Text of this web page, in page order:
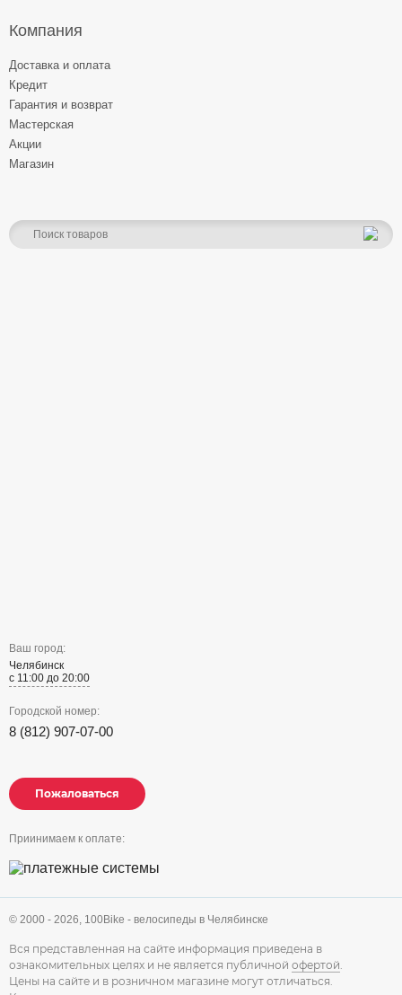
Компания
Доставка и оплата
Кредит
Гарантия и возврат
Мастерская
Акции
Магазин
Ваш город:
Челябинск
с 11:00 до 20:00
Городской номер:
8 (812) 907-07-00
Пожаловаться
Пожаловаться
Пожаловаться
Приинимаем к оплате:
© 2000 - 2026, 100Bike - велосипеды в Челябинске
Вся представленная на сайте информация приведена в
ознакомительных целях и не является публичной офертой.
Цены на сайте и в розничном магазине могут отличаться.